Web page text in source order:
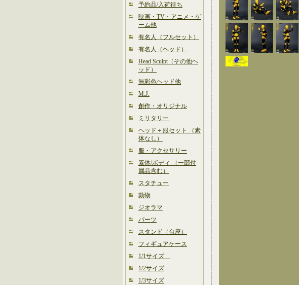
予約品/入荷待ち
映画・TV・アニメ・ゲ
ーム他
有名人（フルセット）
有名人（ヘッド）
Head Sculpt（その他ヘ
ッド）
無彩色ヘッド他
M.J.
創作・オリジナル
ミリタリー
ヘッド＋服セット （素
体なし）
服・アクセサリー
素体/ボディ （一部付
属品含む）
スタチュー
動物
ジオラマ
パーツ
スタンド（台座）
フィギュアケース
1/1サイズ
1/2サイズ
1/3サイズ